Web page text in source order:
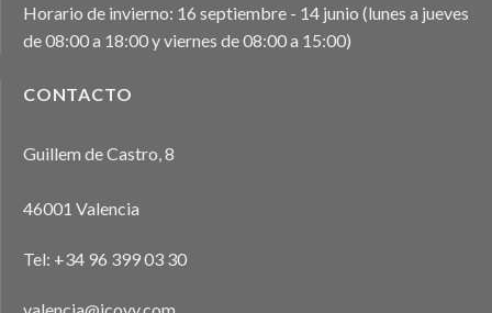
Horario de invierno: 16 septiembre - 14 junio (lunes a jueves
de 08:00 a 18:00 y viernes de 08:00 a 15:00)
CONTACTO
Guillem de Castro, 8
46001 Valencia
Tel: +34 96 399 03 30